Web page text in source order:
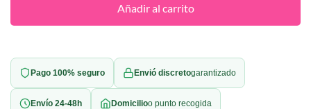
Añadir al carrito
Pago 100% seguro Envió discretogarantizado
Envío 24-48h Domicilioo punto recogida